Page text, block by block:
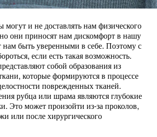
и не доставлять нам физического
они приносят нам дискомфорт в нашу
быть уверенными в себе. Поэтому с
если есть такая возможность.
собой образования из
которые формируются в процессе
поврежденных тканей.
рубца или шрама являются глубокие
Это может произойти из-за проколов,
или после хирургического